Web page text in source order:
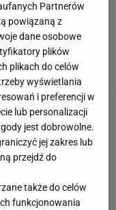
kontrataków,
Falka.
prawym
się, że za
Partnerów
powiązaną z
dane osobowe
plików
plikach do celów
wyświetlania
i preferencji w
lub personalizacji
jest dobrowolne.
jej zakres lub
przejdź do
także do celów
funkcjonowania